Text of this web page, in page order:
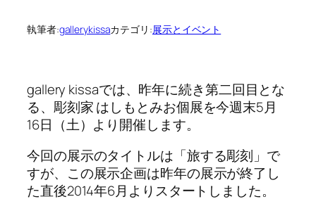
執筆者:gallerykissaカテゴリ:展示とイベント
gallery kissaでは、昨年に続き第二回目とな
る、彫刻家 はしもとみお個展を今週末5月
16日（土）より開催します。
今回の展示のタイトルは「旅する彫刻」で
すが、この展示企画は昨年の展示が終了し
た直後2014年6月よりスタートしました。